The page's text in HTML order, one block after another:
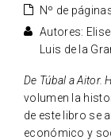
Nº de
Autores:
Luis de la
De Túbal a Aitor.
volumen la
de este libro se
económico y